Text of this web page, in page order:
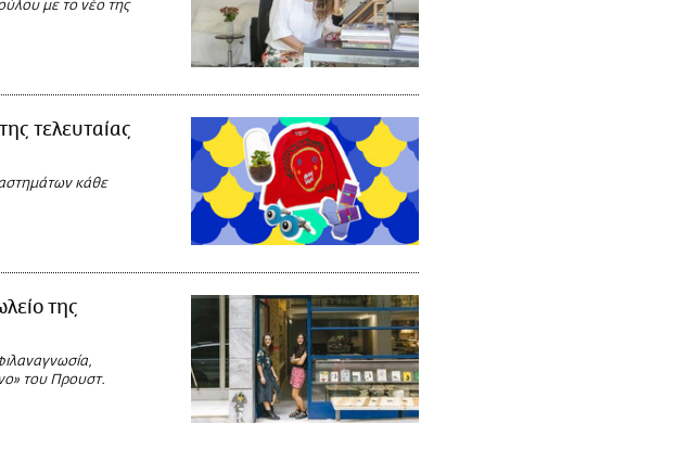
με το νέο της
τελευταίας
κάθε
της
του Προυστ.